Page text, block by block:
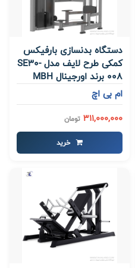
دستگاه بدنسازی بارفیکس
کمکی طرح لایف مدل SE30-
008 برند اورجینال MBH
ام بی اچ
311,000,000 تومان
خرید